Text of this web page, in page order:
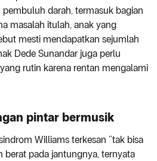
darah, termasuk bagian
masalah itulah, anak yang
mesti mendapatkan sejumlah
Dede Sunandar juga perlu
rutin karena rentan mengalami
pintar bermusik
Williams terkesan “tak bisa
berat pada jantungnya, ternyata